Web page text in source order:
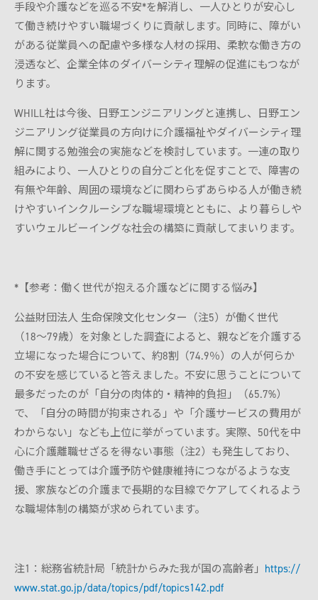
手段や介護などを巡る不安*を解消し、一人ひとりが安心し
て働き続けやすい職場づくりに貢献します。同時に、障がい
がある従業員への配慮や多様な人材の採用、柔軟な働き方の
浸透など、企業全体のダイバーシティ理解の促進にもつなが
ります。
WHILL社は今後、日野エンジニアリングと連携し、日野エン
ジニアリング従業員の方向けに介護福祉やダイバーシティ理
解に関する勉強会の実施などを検討しています。一連の取り
組みにより、一人ひとりの自分ごと化を促すことで、障害の
有無や年齢、周囲の環境などに関わらずあらゆる人が働き続
けやすいインクルーシブな職場環境とともに、より暮らしや
すいウェルビーイングな社会の構築に貢献してまいります。
*【参考：働く世代が抱える介護などに関する悩み】
公益財団法人 生命保険文化センター（注5）が働く世代
（18〜79歳）を対象とした調査によると、親などを介護する
立場になった場合について、約8割（74.9％）の人が何らか
の不安を感じていると答えました。不安に思うことについて
最多だったのが「自分の肉体的・精神的負担」（65.7%）
で、「自分の時間が拘束される」や「介護サービスの費用が
わからない」なども上位に挙がっています。実際、50代を中
心に介護離職せざるを得ない事態（注2）も発生しており、
働き手にとっては介護予防や健康維持につながるような支
援、家族などの介護まで長期的な目線でケアしてくれるよう
な職場体制の構築が求められています。
注1：総務省統計局「統計からみた我が国の高齢者」 https://
www.stat.go.jp/data/topics/pdf/topics142.pdf